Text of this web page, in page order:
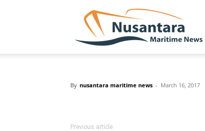
By nusantara maritime news - March 16, 2017
Previous article